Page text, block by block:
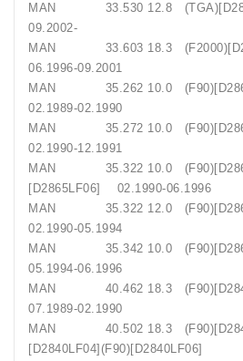
MAN 33.530 12.8
09.2002-
MAN 33.603 18.3
06.1996-09.2001
MAN 35.262 10.0
02.1989-02.1990
MAN 35.272 10.0
02.1990-12.1991
MAN 35.322 10.0
[D2865LF06] 02.1990-
MAN 35.322 12.0
02.1990-05.1994
MAN 35.342 10.0
05.1994-06.1996
MAN 40.462 18.3
07.1989-02.1990
MAN 40.502 18.3